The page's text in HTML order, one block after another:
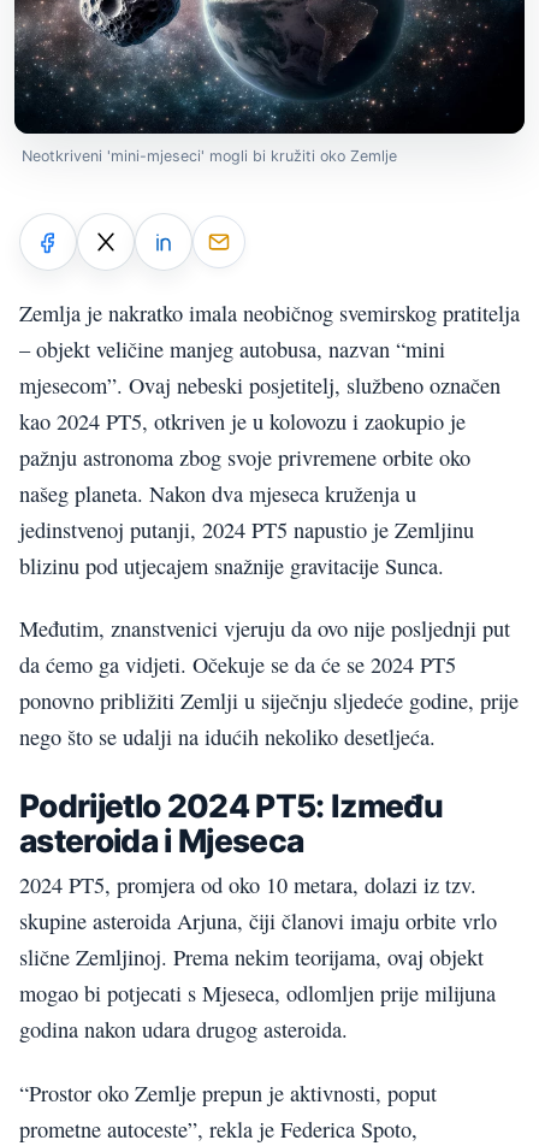
Neotkriveni 'mini-mjeseci' mogli bi kružiti oko Zemlje
Zemlja je nakratko imala neobičnog svemirskog pratitelja
– objekt veličine manjeg autobusa, nazvan “mini
mjesecom”. Ovaj nebeski posjetitelj, službeno označen
kao 2024 PT5, otkriven je u kolovozu i zaokupio je
pažnju astronoma zbog svoje privremene orbite oko
našeg planeta. Nakon dva mjeseca kruženja u
jedinstvenoj putanji, 2024 PT5 napustio je Zemljinu
blizinu pod utjecajem snažnije gravitacije Sunca.
Međutim, znanstvenici vjeruju da ovo nije posljednji put
da ćemo ga vidjeti. Očekuje se da će se 2024 PT5
ponovno približiti Zemlji u siječnju sljedeće godine, prije
nego što se udalji na idućih nekoliko desetljeća.
Podrijetlo 2024 PT5: Između
asteroida i Mjeseca
2024 PT5, promjera od oko 10 metara, dolazi iz tzv.
skupine asteroida Arjuna, čiji članovi imaju orbite vrlo
slične Zemljinoj. Prema nekim teorijama, ovaj objekt
mogao bi potjecati s Mjeseca, odlomljen prije milijuna
godina nakon udara drugog asteroida.
“Prostor oko Zemlje prepun je aktivnosti, poput
prometne autoceste”, rekla je Federica Spoto,